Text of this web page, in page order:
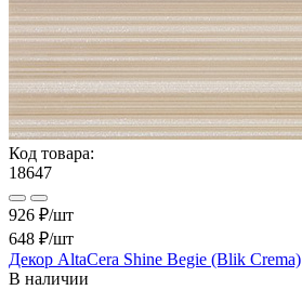
Код товара:
18647
926 ₽/шт
648 ₽/шт
Декор AltaCera Shine Begie (Blik Crema)
В наличии